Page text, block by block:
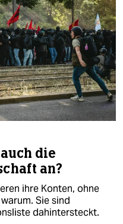
die
an?
ihre Konten, ohne
Sie sind
dahintersteckt.